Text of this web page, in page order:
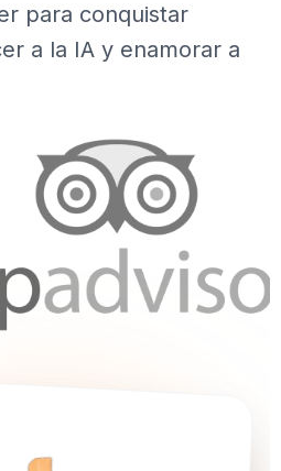
para conquistar
a la IA y enamorar a